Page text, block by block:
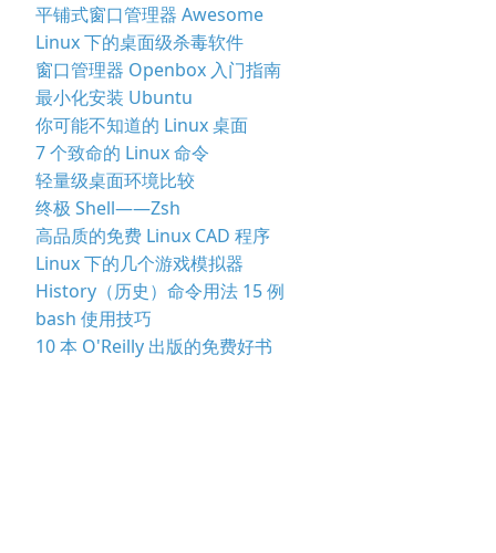
平铺式窗口管理器 Awesome
Linux 下的桌面级杀毒软件
窗口管理器 Openbox 入门指南
最小化安装 Ubuntu
你可能不知道的 Linux 桌面
7 个致命的 Linux 命令
轻量级桌面环境比较
终极 Shell——Zsh
高品质的免费 Linux CAD 程序
Linux 下的几个游戏模拟器
History（历史）命令用法 15 例
bash 使用技巧
10 本 O'Reilly 出版的免费好书